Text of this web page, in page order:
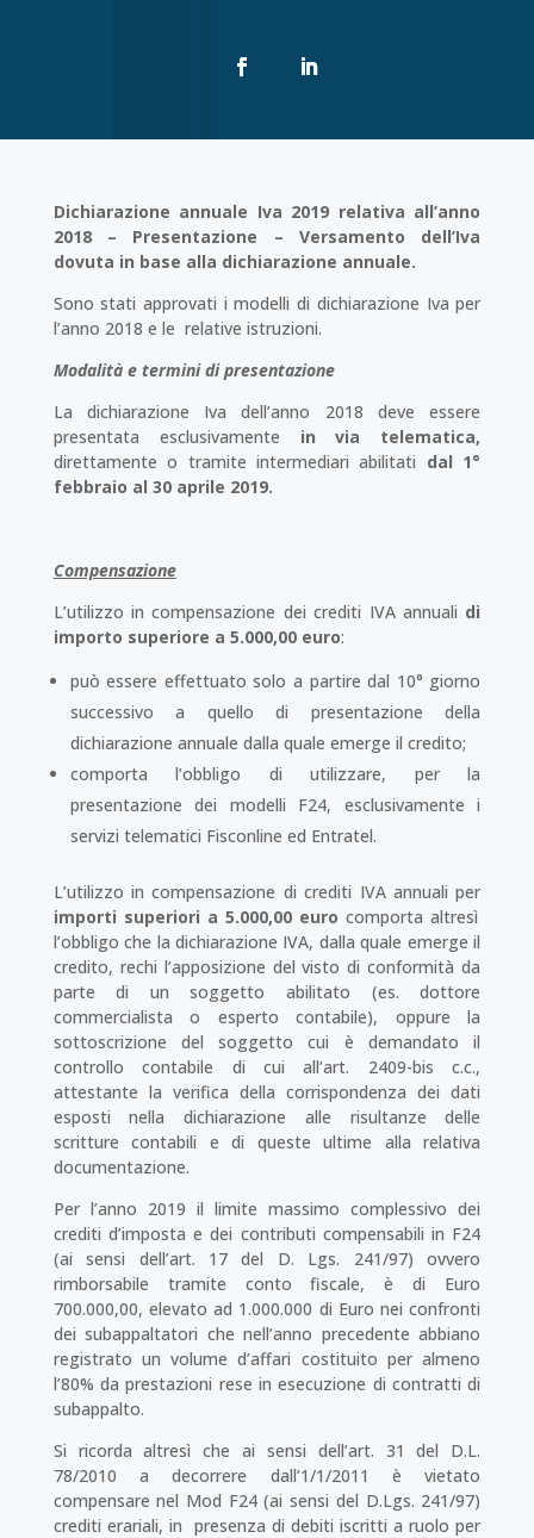
Dichiarazione annuale Iva 2019 relativa all’anno
2018 – Presentazione – Versamento dell’Iva
dovuta in base alla dichiarazione annuale.
Sono stati approvati i modelli di dichiarazione Iva per
l’anno 2018 e le relative istruzioni.
Modalità e termini di presentazione
La dichiarazione Iva dell’anno 2018 deve essere
presentata esclusivamente in via telematica,
direttamente o tramite intermediari abilitati dal 1°
febbraio al 30 aprile 2019.
Compensazione
L’utilizzo in compensazione dei crediti IVA annuali di
importo superiore a 5.000,00 euro:
può essere effettuato solo a partire dal 10° giorno
successivo a quello di presentazione della
dichiarazione annuale dalla quale emerge il credito;
comporta l’obbligo di utilizzare, per la
presentazione dei modelli F24, esclusivamente i
servizi telematici Fisconline ed Entratel.
L’utilizzo in compensazione di crediti IVA annuali per
importi superiori a 5.000,00 eurocomporta altresì
l’obbligo che la dichiarazione IVA, dalla quale emerge il
credito, rechi l’apposizione del visto di conformità da
parte di un soggetto abilitato (es. dottore
commercialista o esperto contabile), oppure la
sottoscrizione del soggetto cui è demandato il
controllo contabile di cui all’art. 2409-bis c.c.,
attestante la verifica della corrispondenza dei dati
esposti nella dichiarazione alle risultanze delle
scritture contabili e di queste ultime alla relativa
documentazione.
Per l’anno 2019 il limite massimo complessivo dei
crediti d’imposta e dei contributi compensabili in F24
(ai sensi dell’art. 17 del D. Lgs. 241/97) ovvero
rimborsabile tramite conto fiscale, è di Euro
700.000,00, elevato ad 1.000.000 di Euro nei confronti
dei subappaltatori che nell’anno precedente abbiano
registrato un volume d’affari costituito per almeno
l’80% da prestazioni rese in esecuzione di contratti di
subappalto.
Si ricorda altresì che ai sensi dell’art. 31 del D.L.
78/2010 a decorrere dall’1/1/2011 è vietato
compensare nel Mod F24 (ai sensi del D.Lgs. 241/97)
crediti erariali, in presenza di debiti iscritti a ruolo per